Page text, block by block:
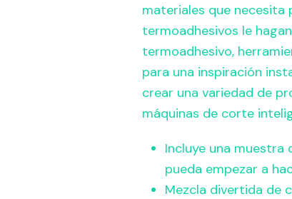
materiales que necesita
termoadhesivos le
termoadhesivo,
para una inspiración
crear una variedad de
máquinas de corte
Incluye una muestra
pueda empezar a
Mezcla divertida de